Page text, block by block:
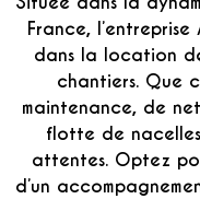
France,
dans la location
chantiers. Que
maintenance, de
flotte de
attentes. Optez
d’un